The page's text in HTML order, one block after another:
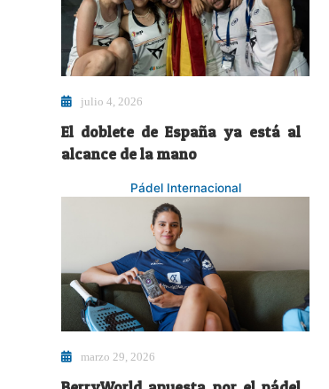
julio 4, 2026
El doblete de España ya está al
alcance de la mano
Pádel Internacional
marzo 29, 2026